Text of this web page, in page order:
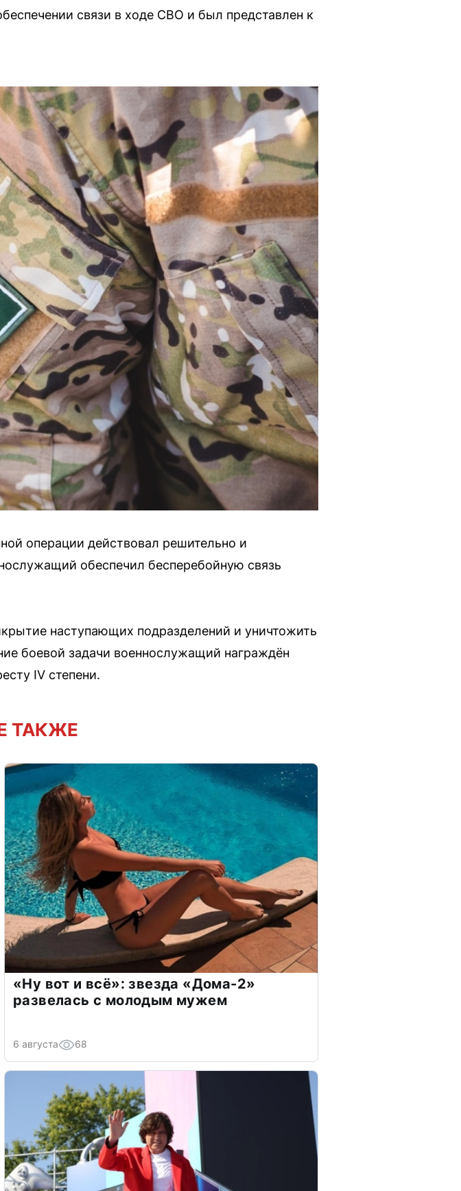
связи в ходе СВО и был представлен к
операции действовал решительно и
обеспечил бесперебойную связь
наступающих подразделений и уничтожить
боевой задачи военнослужащий награждён
IV степени.
ТАКЖЕ
«Ну вот и всё»: звезда «Дома-2»
развелась с молодым мужем
6 августа 68